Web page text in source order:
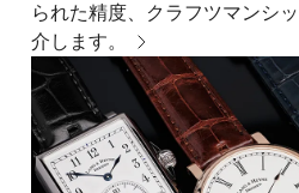
られた精度、クラフツマンシ
介します。